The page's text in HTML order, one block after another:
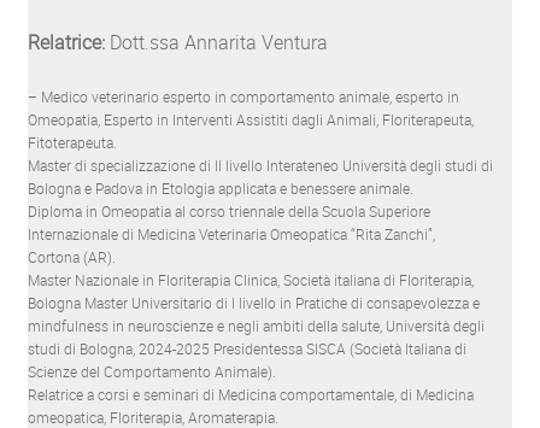
Relatrice:Dott.ssa Annarita Ventura
– Medico veterinario esperto in comportamento animale, esperto in
Omeopatia, Esperto in Interventi Assistiti dagli Animali, Floriterapeuta,
Fitoterapeuta.
Master di specializzazione di II livello Interateneo Università degli studi di
Bologna e Padova in Etologia applicata e benessere animale.
Diploma in Omeopatia al corso triennale della Scuola Superiore
Internazionale di Medicina Veterinaria Omeopatica “Rita Zanchi”,
Cortona (AR).
Master Nazionale in Floriterapia Clinica, Società italiana di Floriterapia,
Bologna Master Universitario di I livello in Pratiche di consapevolezza e
mindfulness in neuroscienze e negli ambiti della salute, Università degli
studi di Bologna, 2024-2025 Presidentessa SISCA (Società Italiana di
Scienze del Comportamento Animale).
Relatrice a corsi e seminari di Medicina comportamentale, di Medicina
omeopatica, Floriterapia, Aromaterapia.